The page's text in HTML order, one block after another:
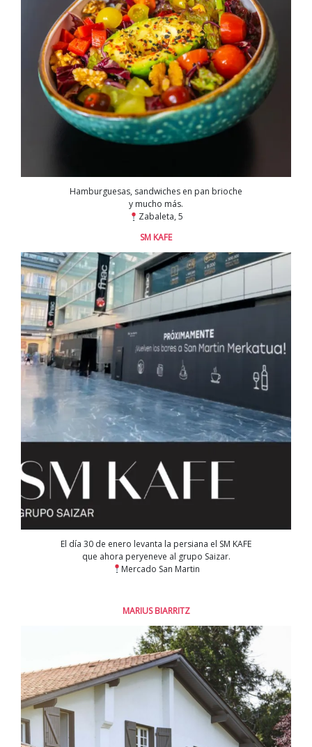
Hamburguesas, sandwiches en pan brioche
y mucho más.
Zabaleta, 5
SM KAFE
El día 30 de enero levanta la persiana el SM KAFE
que ahora peryeneve al grupo Saizar.
Mercado San Martin
MARIUS BIARRITZ